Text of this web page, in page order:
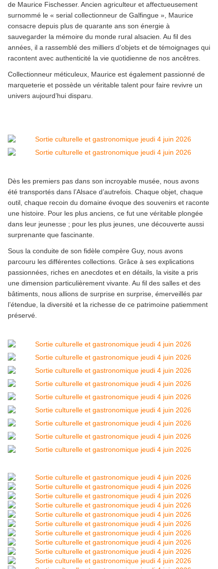
de Maurice Fischesser. Ancien agriculteur et affectueusement
surnommé le « serial collectionneur de Galfingue », Maurice
consacre depuis plus de quarante ans son énergie à
sauvegarder la mémoire du monde rural alsacien. Au fil des
années, il a rassemblé des milliers d’objets et de témoignages qui
racontent avec authenticité la vie quotidienne de nos ancêtres.
Collectionneur méticuleux, Maurice est également passionné de
marqueterie et possède un véritable talent pour faire revivre un
univers aujourd’hui disparu.
Dès les premiers pas dans son incroyable musée, nous avons
été transportés dans l’Alsace d’autrefois. Chaque objet, chaque
outil, chaque recoin du domaine évoque des souvenirs et raconte
une histoire. Pour les plus anciens, ce fut une véritable plongée
dans leur jeunesse ; pour les plus jeunes, une découverte aussi
surprenante que fascinante.
Sous la conduite de son fidèle compère Guy, nous avons
parcouru les différentes collections. Grâce à ses explications
passionnées, riches en anecdotes et en détails, la visite a pris
une dimension particulièrement vivante. Au fil des salles et des
bâtiments, nous allions de surprise en surprise, émerveillés par
l’étendue, la diversité et la richesse de ce patrimoine patiemment
préservé.